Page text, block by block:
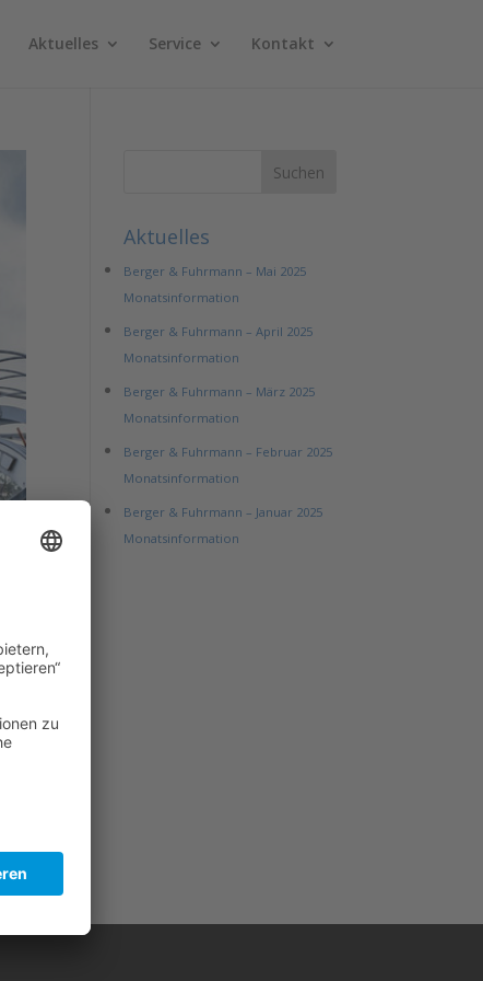
Aktuelles Service Kontakt
Aktuelles
Berger & Fuhrmann – Mai 2025
Monatsinformation
Berger & Fuhrmann – April 2025
Monatsinformation
Berger & Fuhrmann – März 2025
Monatsinformation
Berger & Fuhrmann – Februar 2025
Monatsinformation
Berger & Fuhrmann – Januar 2025
Monatsinformation